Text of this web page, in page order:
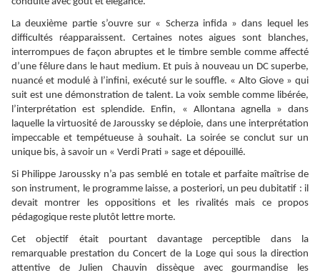
La deuxième partie s’ouvre sur « Scherza infida » dans lequel les
difficultés réapparaissent. Certaines notes aigues sont blanches,
interrompues de façon abruptes et le timbre semble comme affecté
d’une fêlure dans le haut medium. Et puis à nouveau un DC superbe,
nuancé et modulé à l’infini, exécuté sur le souffle. « Alto Giove » qui
suit est une démonstration de talent. La voix semble comme libérée,
l’interprétation est splendide. Enfin, « Allontana agnella » dans
laquelle la virtuosité de Jaroussky se déploie, dans une interprétation
impeccable et tempétueuse à souhait. La soirée se conclut sur un
unique bis, à savoir un « Verdi Prati » sage et dépouillé.
Si Philippe Jaroussky n’a pas semblé en totale et parfaite maîtrise de
son instrument, le programme laisse, a posteriori, un peu dubitatif : il
devait montrer les oppositions et les rivalités mais ce propos
pédagogique reste plutôt lettre morte.
Cet objectif était pourtant davantage perceptible dans la
remarquable prestation du Concert de la Loge qui sous la direction
attentive de Julien Chauvin dissèque avec gourmandise les